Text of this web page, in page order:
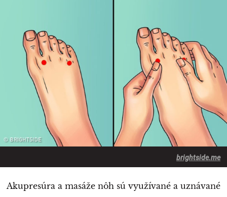
brightside.me
Akupresúra a masáže nôh sú využívané a uznávané